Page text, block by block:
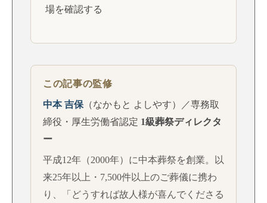
場を確認する
この記事の監修
中本 吉保 （なかもと よしやす）／専務取
締役・厚生労働省認定 1級葬祭ディレクタ
ー
平成12年（2000年）に中本葬祭を創業。以
来25年以上・7,500件以上のご葬儀に携わ
り、「どうすれば故人様が喜んでくださる